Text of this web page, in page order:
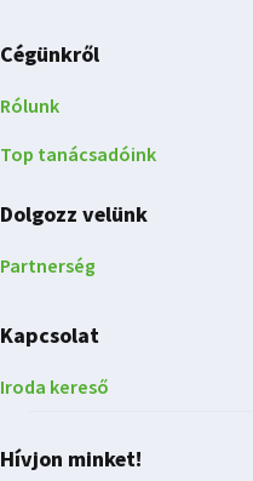
Cégünkről
Rólunk
Top tanácsadóink
Dolgozz velünk
Partnerség
Kapcsolat
Iroda kereső
Hívjon minket!